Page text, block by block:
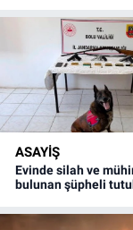
ASAYİŞ
Evinde silah ve
bulunan şüpheli